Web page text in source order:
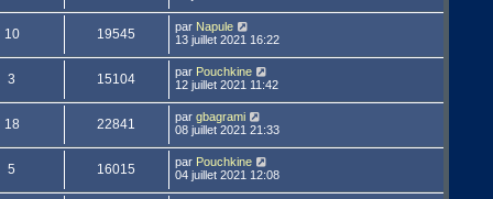
10 19545 par Napule
13 juillet 2021 16:22
3 15104 par Pouchkine
12 juillet 2021 11:42
18 22841 par gbagrami
08 juillet 2021 21:33
5 16015 par Pouchkine
04 juillet 2021 12:08